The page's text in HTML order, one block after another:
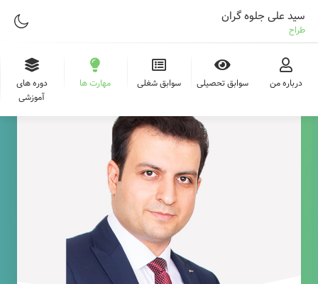
سید علی جلوه گران
طراح وب
درباره من سوابق تحصیلی سوابق شغلی مهارت ها
دوره های
آموزشی